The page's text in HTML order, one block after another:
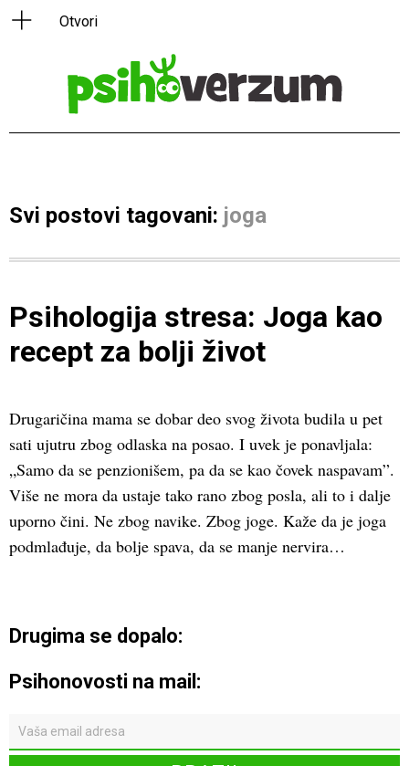
Svi postovi tagovani: joga
Psihologija stresa: Joga kao
recept za bolji život
Drugaričina mama se dobar deo svog života budila u pet
sati ujutru zbog odlaska na posao. I uvek je ponavljala:
„Samo da se penzionišem, pa da se kao čovek naspavam”.
Više ne mora da ustaje tako rano zbog posla, ali to i dalje
uporno čini. Ne zbog navike. Zbog joge. Kaže da je joga
podmlađuje, da bolje spava, da se manje nervira…
Drugima se dopalo:
Psihonovosti na mail: